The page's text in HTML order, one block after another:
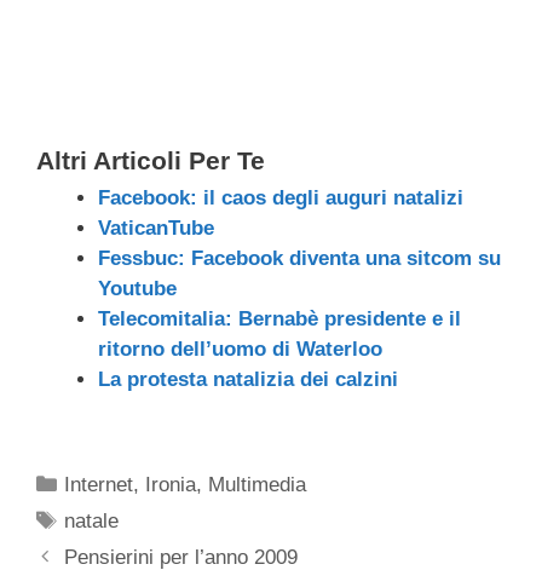
Altri Articoli Per Te
Facebook: il caos degli auguri natalizi
VaticanTube
Fessbuc: Facebook diventa una sitcom su
Youtube
Telecomitalia: Bernabè presidente e il
ritorno dell’uomo di Waterloo
La protesta natalizia dei calzini
Categorie
Internet, Ironia, Multimedia
Tag
natale
Pensierini per l’anno 2009